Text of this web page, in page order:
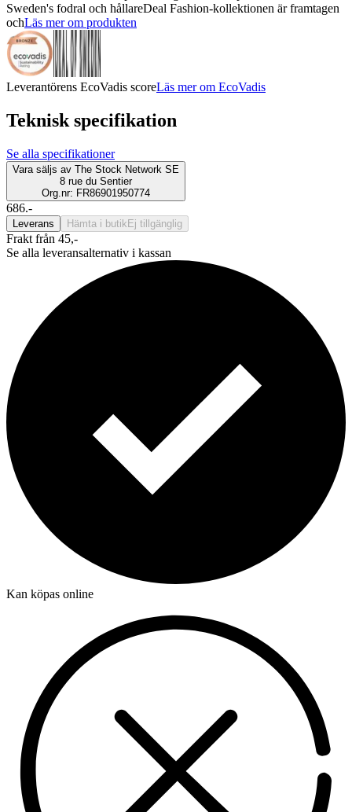
Sweden's fodral och hållareDeal Fashion-kollektionen är framtagen
ochLäs mer om produkten
Leverantörens EcoVadis scoreLäs mer om EcoVadis
Teknisk specifikation
Se alla specifikationer
Vara säljs av The Stock Network SE
8 rue du Sentier
Org.nr: FR86901950774
686.-
Leverans Hämta i butik Ej tillgänglig
Frakt från 45,-
Se alla leveransalternativ i kassan
Kan köpas online